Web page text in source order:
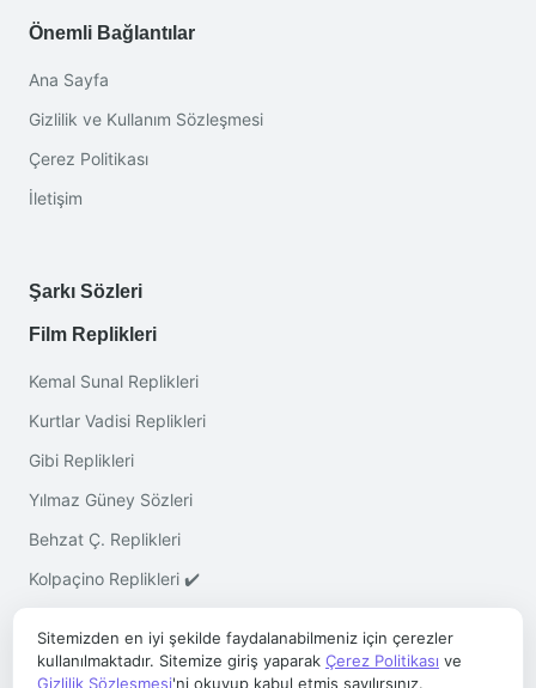
Önemli Bağlantılar
Ana Sayfa
Gizlilik ve Kullanım Sözleşmesi
Çerez Politikası
İletişim
Şarkı Sözleri
Film Replikleri
Kemal Sunal Replikleri
Kurtlar Vadisi Replikleri
Gibi Replikleri
Yılmaz Güney Sözleri
Behzat Ç. Replikleri
Kolpaçino Replikleri ✔️
Sitemizden en iyi şekilde faydalanabilmeniz için çerezler
kullanılmaktadır. Sitemize giriş yaparak Çerez Politikası ve
Gizlilik Sözleşmesi'ni okuyup kabul etmiş sayılırsınız.